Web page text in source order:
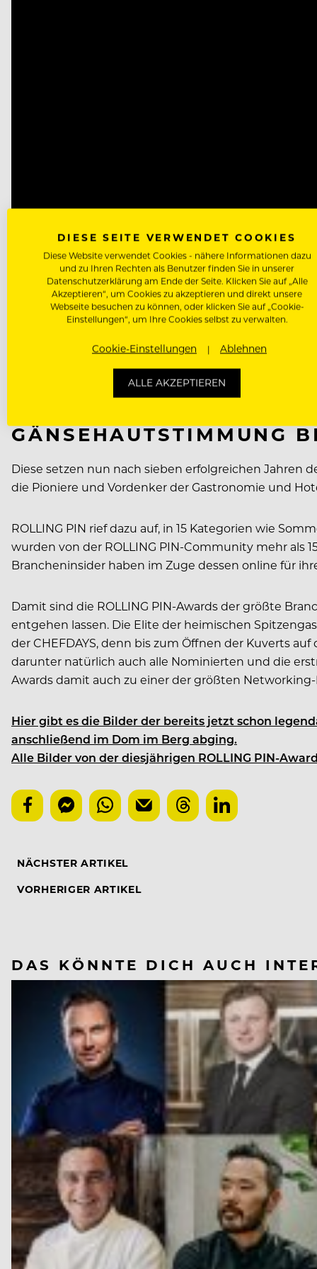
GÄNSEHAUTSTIMMUNG
Diese setzen nun nach sieben erfolgreichen Jahren
die Pioniere und Vordenker der Gastronomie und
ROLLING PIN rief dazu auf, in 15 Kategorien wie
wurden von der ROLLING PIN-Community mehr als
Brancheninsider haben im Zuge dessen online für
Damit sind die ROLLING PIN-Awards der größte
entgehen lassen. Die Elite der heimischen
der CHEFDAYS, denn bis zum Öffnen der Kuverts
darunter natürlich auch alle Nominierten und die
Awards damit auch zu einer der größten
Hier gibt es die Bilder der bereits jetzt schon
anschließend im Dom im Berg abging.
Alle Bilder von der diesjährigen ROLLING PIN-
NÄCHSTER ARTIKEL
VORHERIGER ARTIKEL
DAS KÖNNTE DICH AUCH
DIESE SEITE VERWENDET COOKIES
Diese Website verwendet Cookies - nähere Informationen dazu
und zu Ihren Rechten als Benutzer finden Sie in unserer
Datenschutzerklärung am Ende der Seite. Klicken Sie auf „Alle
Akzeptieren“, um Cookies zu akzeptieren und direkt unsere
Webseite besuchen zu können, oder klicken Sie auf „Cookie-
Einstellungen“, um Ihre Cookies selbst zu verwalten.
Cookie-Einstellungen Ablehnen
ALLE AKZEPTIEREN